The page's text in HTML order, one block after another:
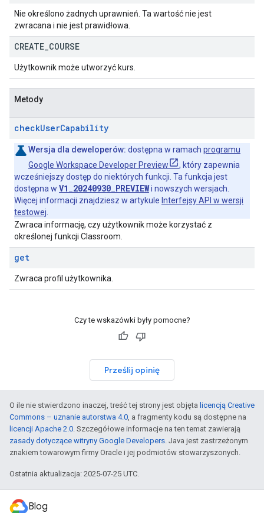
Nie określono żadnych uprawnień. Ta wartość nie jest
zwracana i nie jest prawidłowa.
CREATE COURSE
Użytkownik może utworzyć kurs.
Metody
checkUserCapability
Wersja dla deweloperów: dostępna w ramach programu
Google Workspace Developer Preview
, który zapewnia
wcześniejszy dostęp do niektórych funkcji. Ta funkcja jest
dostępna w V1_20240930_PREVIEWi nowszych wersjach.
Więcej informacji znajdziesz w artykule Interfejsy API w wersji
testowej
Zwraca informację, czy użytkownik może korzystać z
określonej funkcji Classroom.
get
Zwraca profil użytkownika.
Czy te wskazówki były pomocne?
Prześlij opinię
O ile nie stwierdzono inaczej, treść tej strony jest objęta licencją Creative
Commons – uznanie autorstwa 4.0, a fragmenty kodu są dostępne na
licencji Apache 2.0. Szczegółowe informacje na ten temat zawierają
zasady dotyczące witryny Google Developers. Java jest zastrzeżonym
znakiem towarowym firmy Oracle i jej podmiotów stowarzyszonych.
Ostatnia aktualizacja: 2025-07-25 UTC.
Blog